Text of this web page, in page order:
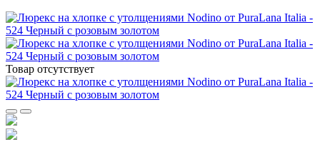
Товар отсутствует